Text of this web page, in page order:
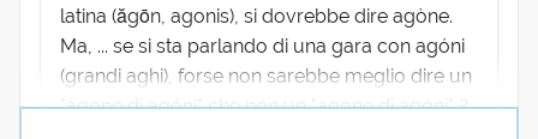
latina (ăgōn, agonis), si dovrebbe dire agòne.
Ma, ... se si sta parlando di una gara con agóni
(grandi aghi), forse non sarebbe meglio dire un
"àgone di agóni" che non un "agóne di agóni" ?